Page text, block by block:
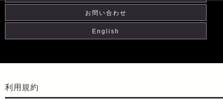
お問い合わせ
English
利用規約